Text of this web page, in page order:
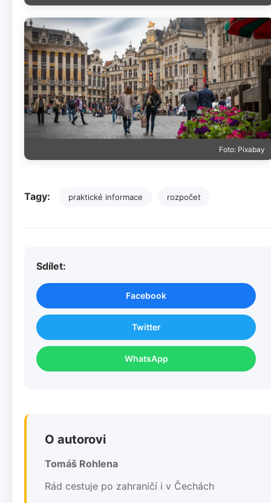
Foto: Pixabay
Tagy: praktické informace rozpočet
Sdílet:
Facebook
Twitter
WhatsApp
O autorovi
Tomáš Rohlena
Rád cestuje po zahraničí i v Čechách